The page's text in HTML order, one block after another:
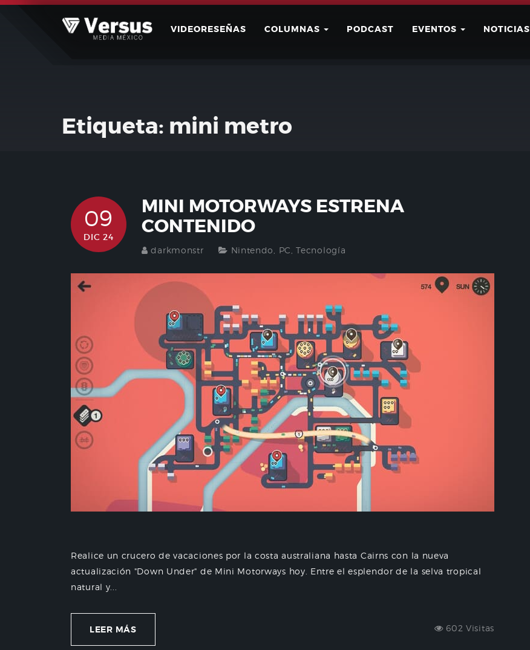
Skip
VIDEORESEÑAS COLUMNAS PODCAST EVENTOS NOTICIAS
Etiqueta: mini metro
09
DIC 24
MINI MOTORWAYS ESTRENA
CONTENIDO
darkmonstr Nintendo PC ,Tecnología
Realice un crucero de vacaciones por la costa australiana hasta Cairns con la nueva
actualización "Down Under" de Mini Motorways hoy. Entre el esplendor de la selva tropical
natural y...
LEER MÁS 602 Visitas